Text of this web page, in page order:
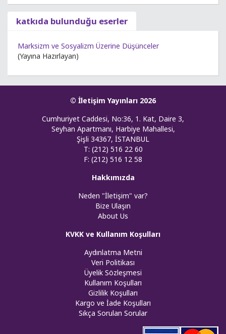
katkıda bulunduğu eserler
Marksizm ve Sosyalizm Üzerine Düşünceler
(Yayına Hazırlayan)
© İletişim Yayınları 2026
Cumhuriyet Caddesi, No:36, 1. Kat, Daire 3,
Seyhan Apartmanı, Harbiye Mahallesi,
Şişli 34367, İSTANBUL
T: (212) 516 22 60
F: (212) 516 12 58
Hakkımızda
Neden "İletişim" var?
Bize Ulaşın
About Us
KVKK ve Kullanım Koşulları
Aydınlatma Metni
Veri Politikası
Üyelik Sözleşmesi
Kullanım Koşulları
Gizlilik Koşulları
Kargo ve İade Koşulları
Sıkça Sorulan Sorular